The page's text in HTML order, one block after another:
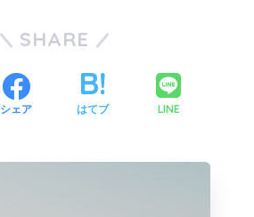
SHARE
シェア はてブ LINE